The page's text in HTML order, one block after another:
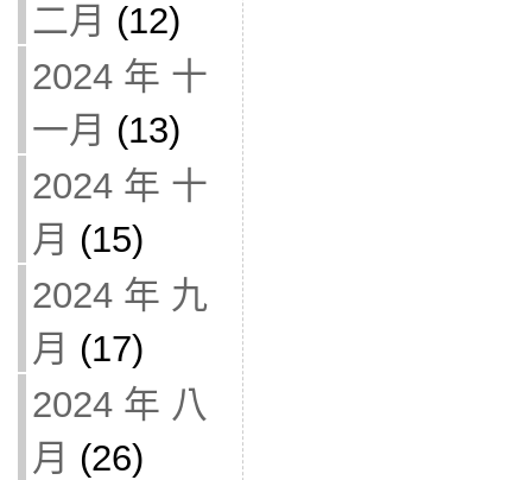
二月 (12)
2024 年 十
一月 (13)
2024 年 十
月 (15)
2024 年 九
月 (17)
2024 年 八
月 (26)